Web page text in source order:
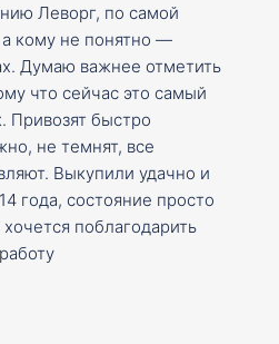
Леворг, по самой
кому не понятно —
Думаю важнее отметить
что сейчас это самый
Привозят быстро
не темнят, все
Выкупили удачно и
года, состояние просто
поблагодарить